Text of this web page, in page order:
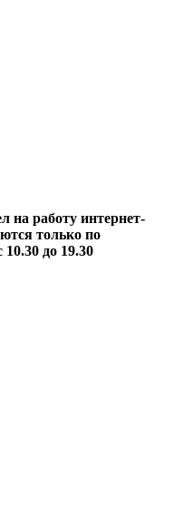
на работу интернет-
только по
10.30 до 19.30